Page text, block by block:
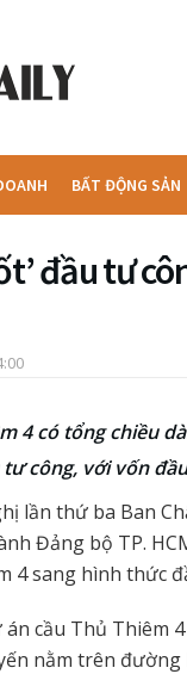
BẤT ĐỘNG SẢN
đầu tư
4 có tổng chiều
công, với vốn
lần thứ ba Ban
Đảng bộ TP.
4 sang hình thức
án cầu Thủ Thiêm
nằm trên